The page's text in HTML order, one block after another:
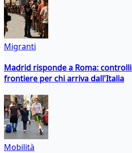
Migranti
Madrid risponde a Roma:
frontiere per chi arriva dall'Italia
Mobilità